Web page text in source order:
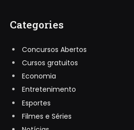
Categories
Concursos Abertos
Cursos gratuitos
Economia
Entretenimento
Esportes
Filmes e Séries